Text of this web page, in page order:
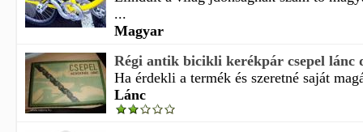
...
Magyar
Régi antik bicikli kerékpár csepel lánc
Ha érdekli a termék és szeretné saját
Lánc